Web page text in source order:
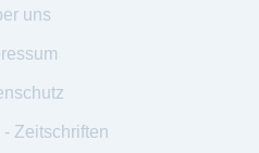
uns
Zeitschriften